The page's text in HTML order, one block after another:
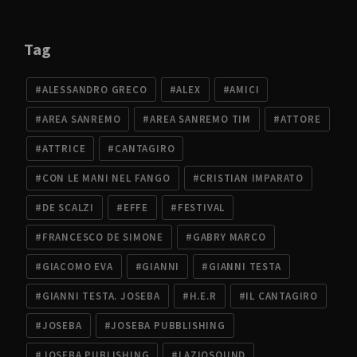
Tag
ALESSANDRO GRECO ALEX AMICI
AREA SANREMO AREA SANREMO TIM ATTORE
ATTRICE CANTAGIRO
CON LE MANI NEL FANGO CRISTIAN IMPARATO
DE SCALZI EFFE FESTIVAL
FRANCESCO DE SIMONE GABRY MARCO
GIACOMO EVA GIANNI GIANNI TESTA
GIANNI TESTA. JOSEBA H.E.R IL CANTAGIRO
JOSEBA JOSEBA PUBBLISHING